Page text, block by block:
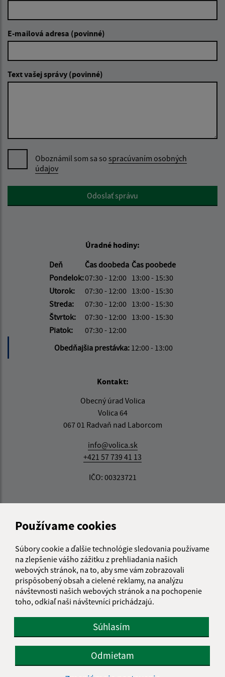
Používame cookies
Súbory cookie a ďalšie technológie sledovania používame
na zlepšenie vášho zážitku z prehliadania našich
webových stránok, na to, aby sme vám zobrazovali
prispôsobený obsah a cielené reklamy, na analýzu
návštevnosti našich webových stránok a na pochopenie
toho, odkiaľ naši návštevníci prichádzajú.
Súhlasím
Odmietam
E-mailová adresa (povinné)
Text vašej správy (povinné)
Oboznámil som sa so spracúvaním osobných
údajov
Google reCaptcha ResponseOdoslať správu
Úradné hodiny:
Deň
Čas doobeda Čas poobede
Pondelok:07:30 - 12:00 13:00 - 15:30
Utorok:
07:30 - 12:00 13:00 - 15:30
Streda:
07:30 - 12:00 13:00 - 15:30
Štvrtok:
07:30 - 12:00 13:00 - 15:30
Piatok:
07:30 - 12:00
Obedňajšia prestávka: 12:00 - 13:00
Kontakt:
Obecný úrad Volica
Volica 64
067 01 Radvaň nad Laborcom
info@volica.sk
+421 57 739 41 13
IČO: 00323721
Informácie o stránke: